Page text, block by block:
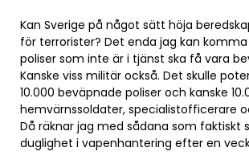
Kan Sverige på något sätt höja
för terrorister? Det enda jag kan
poliser som inte är i tjänst ska få vara
Kanske viss militär också. Det skulle
10.000 beväpnade poliser och kanske
hemvärnssoldater, specialistofficerare
Då räknar jag med sådana som faktiskt
duglighet i vapenhantering efter en